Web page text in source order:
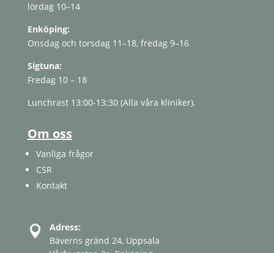
lördag 10–14
Enköping:
Onsdag och torsdag 11–18, fredag ​​9–16
Sigtuna:
Fredag ​​10 – 18
Lunchrast 13:00-13:30 (Alla våra kliniker).
Om oss
Vanliga frågor
CSR
Kontakt

Adress:
Bäverns gränd 24, Uppsala